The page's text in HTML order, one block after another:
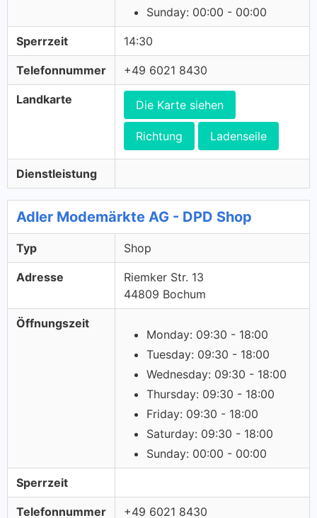
Sunday: 00:00 - 00:00
Sperrzeit 14:30
Telefonnummer +49 6021 8430
Landkarte Die Karte siehen
Richtung Ladenseile
Dienstleistung
Adler Modemärkte AG - DPD Shop
Typ Shop
Adresse
Riemker Str. 13
44809 Bochum
Öffnungszeit
Monday: 09:30 - 18:00
Tuesday: 09:30 - 18:00
Wednesday: 09:30 - 18:00
Thursday: 09:30 - 18:00
Friday: 09:30 - 18:00
Saturday: 09:30 - 18:00
Sunday: 00:00 - 00:00
Sperrzeit
Telefonnummer +49 6021 8430